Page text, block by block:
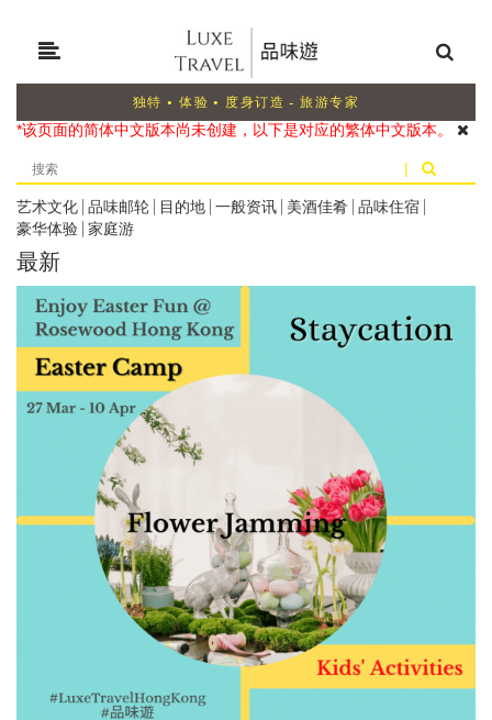
独特 • 体验 • 度身订造 - 旅游专家
*该页面的简体中文版本尚未创建，以下是对应的繁体中文版本。
|
艺术文化 | 品味邮轮 | 目的地 | 一般资讯 | 美酒佳肴 | 品味住宿 |
豪华体验 | 家庭游
最新